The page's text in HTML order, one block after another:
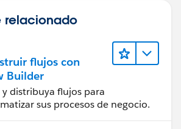
relacionado
flujos con
Builder
y distribuya flujos para
sus procesos de negocio.